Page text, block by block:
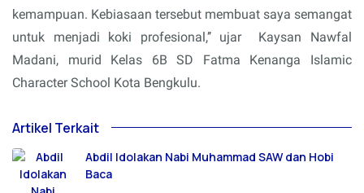
kemampuan. Kebiasaan tersebut membuat saya semangat
untuk menjadi koki profesional,’’ ujar
Kaysan Nawfal
Madani, murid Kelas 6B SD Fatma Kenanga Islamic
Character School Kota Bengkulu.
Artikel Terkait
Abdil Idolakan Nabi Muhammad SAW dan Hobi
Baca